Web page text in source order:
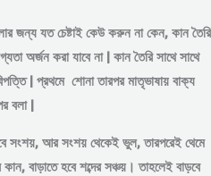
জন্য যত চেষ্টাই কেউ করুন না কেন, কান তৈরি
অর্জন করা যাবে না | কান তৈরি সাথে সাথে
| প্রথমে শোনা তারপর মাতৃভাষায় বাক্য
বলা |
সংশয়, আর সংশয় থেকেই ভুল, তারপরেই থেমে
বাড়াতে হবে শব্দের সঞ্চয়। তাহলেই বাড়বে